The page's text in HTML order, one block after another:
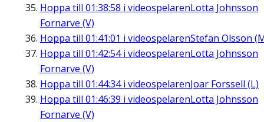
Hoppa till 01:38:58 i videospelarenLotta Johnsson
Fornarve (V)
Hoppa till 01:41:01 i videospelarenStefan Olsson
Hoppa till 01:42:54i videospelarenLotta Johnsson
Fornarve (V)
Hoppa till 01:44:34i videospelarenJoar Forssell (L)
Hoppa till 01:46:39 i videospelarenLotta Johnsson
Fornarve (V)